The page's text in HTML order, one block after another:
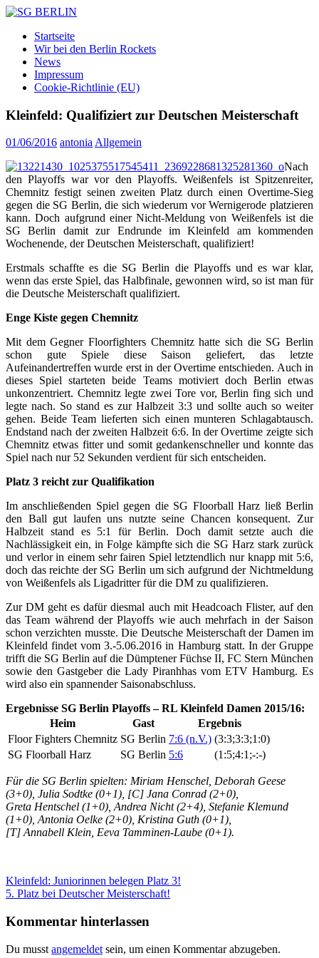
Zum
springen
BERLIN
DAMEN
FLOORBALL
TEAM
Startseite
Wir bei den Berlin Rockets
News
Impressum
Cookie-Richtlinie (EU)
Kleinfeld: Qualifiziert zur Deutschen Meisterschaft
01/06/2016 antoniaAllgemein
Nach
den Playoffs war vor den Playoffs. Weißenfels ist Spitzenreiter,
Chemnitz festigt seinen zweiten Platz durch einen Overtime-Sieg
gegen die SG Berlin, die sich wiederum vor Wernigerode platzieren
kann. Doch aufgrund einer Nicht-Meldung von Weißenfels ist die
SG Berlin damit zur Endrunde im Kleinfeld am kommenden
Wochenende, der Deutschen Meisterschaft, qualifiziert!
Erstmals schaffte es die SG Berlin die Playoffs und es war klar,
wenn das erste Spiel, das Halbfinale, gewonnen wird, so ist man für
die Deutsche Meisterschaft qualifiziert.
Enge Kiste gegen Chemnitz
Mit dem Gegner Floorfighters Chemnitz hatte sich die SG Berlin
schon gute Spiele diese Saison geliefert, das letzte
Aufeinandertreffen wurde erst in der Overtime entschieden. Auch in
dieses Spiel starteten beide Teams motiviert doch Berlin etwas
unkonzentriert. Chemnitz legte zwei Tore vor, Berlin fing sich und
legte nach. So stand es zur Halbzeit 3:3 und sollte auch so weiter
gehen. Beide Team lieferten sich einen munteren Schlagabtausch.
Endstand nach der zweiten Halbzeit 6:6. In der Overtime zeigte sich
Chemnitz etwas fitter und somit gedankenschneller und konnte das
Spiel nach nur 52 Sekunden verdient für sich entscheiden.
Platz 3 reicht zur Qualifikation
Im anschließenden Spiel gegen die SG Floorball Harz ließ Berlin
den Ball gut laufen uns nutzte seine Chancen konsequent. Zur
Halbzeit stand es 5:1 für Berlin. Doch damit setzte auch die
Nachlässigkeit ein, in Folge kämpfte sich die SG Harz stark zurück
und verlor in einem sehr fairen Spiel letztendlich nur knapp mit 5:6,
doch das reichte der SG Berlin um sich aufgrund der Nichtmeldung
von Weißenfels als Ligadritter für die DM zu qualifizieren.
Zur DM geht es dafür diesmal auch mit Headcoach Flister, auf den
das Team während der Playoffs wie auch mehrfach in der Saison
schon verzichten musste. Die Deutsche Meisterschaft der Damen im
Kleinfeld findet vom 3.-5.06.2016 in Hamburg statt. In der Gruppe
trifft die SG Berlin auf die Dümptener Füchse II, FC Stern München
sowie den Gastgeber die Lady Piranhhas vom ETV Hamburg. Es
wird also ein spannender Saisonabschluss.
Ergebnisse SG Berlin Playoffs – RL Kleinfeld Damen 2015/16:
Heim
Gast
Ergebnis
Floor Fighters Chemnitz SG Berlin 7:6 (n.V.) (3:3;3:3;1:0)
SG Floorball Harz
SG Berlin 5:6 (1:5;4:1;-:-)
Für die SG Berlin spielten: Miriam Henschel, Deborah Geese
(3+0), Julia Sodtke (0+1), [C] Jana Conrad (2+0),
Greta Hentschel (1+0), Andrea Nicht (2+4), Stefanie Klemund
(1+0), Antonia Oelke (2+0), Kristina Guth (0+1),
[T] Annabell Klein, Eeva Tamminen-Laube (0+1).
Beitragsnavigation
Vorheriger
Beitrag:
Kleinfeld: Juniorinnen belegen Platz 3!
Nächster
5. Platz bei Deutscher Meisterschaft!
Kommentar hinterlassen
Du musst angemeldet sein, um einen Kommentar abzugeben.